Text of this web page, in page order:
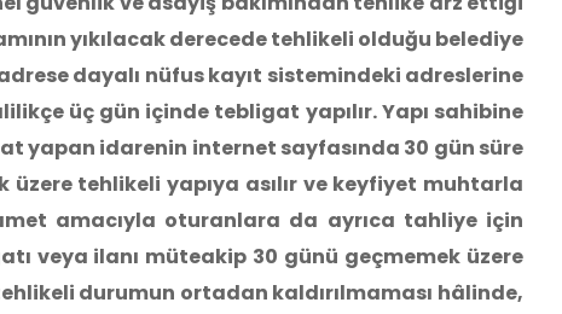
yıkılacak derecede tehlikeli olduğu belediye
dayalı nüfus kayıt sistemindeki adreslerine
üç gün içinde tebligat yapılır. Yapı sahibine
yapan idarenin internet sayfasında 30 gün süre
tehlikeli yapıya asılır ve keyfiyet muhtarla
amacıyla oturanlara da ayrıca tahliye için
veya ilanı müteakip 30 günü geçmemek üzere
durumun ortadan kaldırılmaması hâlinde,